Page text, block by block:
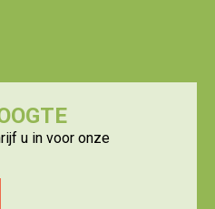
u in voor onze